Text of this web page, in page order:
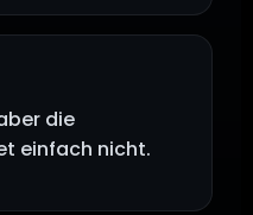
die
einfach nicht.